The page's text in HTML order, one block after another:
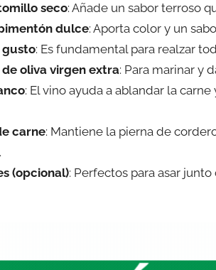
seco: Añade un sabor terroso
dulce: Aporta color y un
gusto: Es fundamental para realzar
oliva virgen extra: Para marinar y
: El vino ayuda a ablandar la
carne: Mantiene la pierna de
(opcional): Perfectos para asar